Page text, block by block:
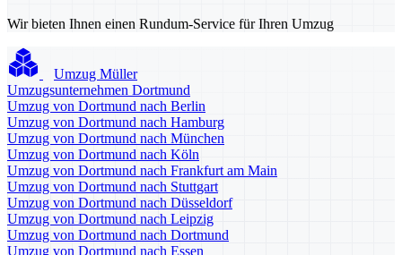
Wir bieten Ihnen einen Rundum-Service für Ihren Umzug
Umzug Müller
Umzugsunternehmen Dortmund
Umzug von Dortmund nach Berlin
Umzug von Dortmund nach Hamburg
Umzug von Dortmund nach München
Umzug von Dortmund nach Köln
Umzug von Dortmund nach Frankfurt am Main
Umzug von Dortmund nach Stuttgart
Umzug von Dortmund nach Düsseldorf
Umzug von Dortmund nach Leipzig
Umzug von Dortmund nach Dortmund
Umzug von Dortmund nach Essen